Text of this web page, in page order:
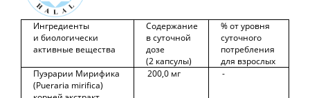
Ингредиенты
и биологически
активные вещества
Содержание
в суточной
дозе
(2 капсулы)
% от уровня
суточного
потребления
для взрослых
Пуэрарии Мирифика
(Pueraria mirifica)
200,0 мг -